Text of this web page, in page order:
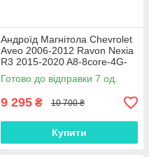
Андроїд Магнітола Chevrolet
Aveo 2006-2012 Ravon Nexia
R3 2015-2020 A8-8core-4G-
360-CarPlay-4/64
Готово до відправки 7 од.
9 295 ₴ 10 700 ₴
Купити